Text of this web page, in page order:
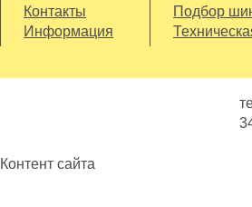
Контакты
Информация
Подбор
Контент сайта